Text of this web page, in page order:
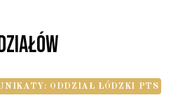
ODDZIAŁ ŁÓDZKI PTS